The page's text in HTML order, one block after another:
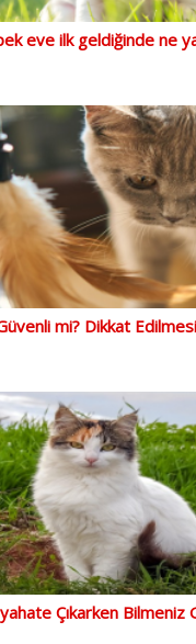
eve ilk geldiğinde ne
mi? Dikkat
Çıkarken Bilmeniz